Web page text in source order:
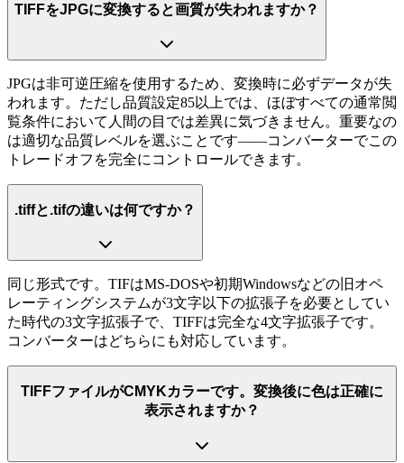
TIFFをJPGに変換すると画質が失われますか？
JPGは非可逆圧縮を使用するため、変換時に必ずデータが失
われます。ただし品質設定85以上では、ほぼすべての通常閲
覧条件において人間の目では差異に気づきません。重要なの
は適切な品質レベルを選ぶことです——コンバーターでこの
トレードオフを完全にコントロールできます。
.tiffと.tifの違いは何ですか？
同じ形式です。TIFはMS-DOSや初期Windowsなどの旧オペ
レーティングシステムが3文字以下の拡張子を必要としてい
た時代の3文字拡張子で、TIFFは完全な4文字拡張子です。
コンバーターはどちらにも対応しています。
TIFFファイルがCMYKカラーです。変換後に色は正確に
表示されますか？